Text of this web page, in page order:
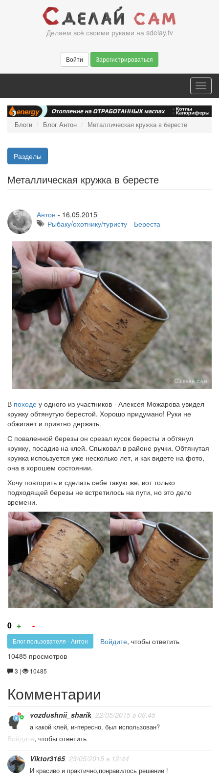
Делаем всё своими руками на sdelay.tv
Войти Зарегистрироваться
Блоги Блог Антон Металлическая кружка в бересте
Разделы
Металлическая кружка в бересте
Антон - 16.05.2015
Рыбаку/охотнику/туристу
Береста
В походе у одного из участников - Алексея Можарова увидел
кружку обтянутую берестой. Хорошо придумано! Руки не
обжигает и приятно держать.
С поваленной березы он срезал кусок бересты и обтянул
кружку, посадив на клей. Спыковал в районе ручки. Обтянутая
кружка испоьзуется уже несколько лет, и как видете на фото,
она в хорошем состоянии.
Хочу повторить и сделать себе такую же, вот только
подходящей березы не встретилось на пути, но это дело
времени.
0 +
за!
-
против!
Блог пользователя - Антон Войдите, чтобы ответить
10485 просмотров
3 | 10485
Комментарии
vozdushnii_sharik, 22/05/2015 в 08:45
а какой клей, интересно, был использован?
Войдите, чтобы ответить
Viktor3165, 23/05/2015 в 12:44
И красиво и практично,понравилось решение !